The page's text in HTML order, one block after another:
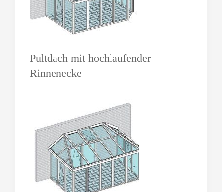
Pultdach mit hochlaufender
Rinnenecke